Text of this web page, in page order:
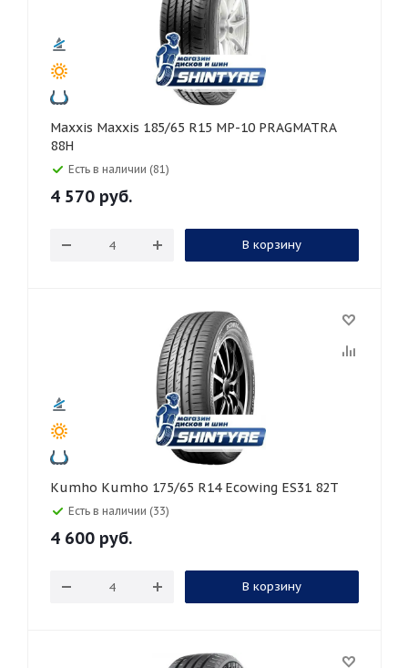
Maxxis Maxxis 185/65 R15 MP-10 PRAGMATRA
88H
Есть в наличии (81)
4 570 руб.
В корзину
Kumho Kumho 175/65 R14 Ecowing ES31 82T
Есть в наличии (33)
4 600 руб.
В корзину